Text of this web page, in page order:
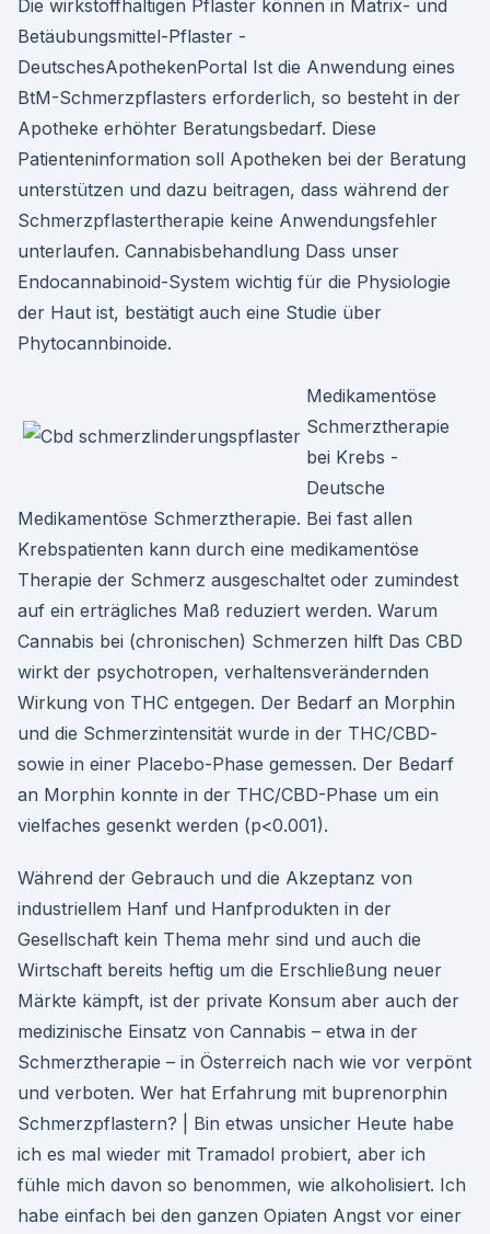
Die wirkstoffhaltigen Pflaster können in Matrix- und
Betäubungsmittel-Pflaster -
DeutschesApothekenPortal Ist die Anwendung eines
BtM-Schmerzpflasters erforderlich, so besteht in der
Apotheke erhöhter Beratungsbedarf. Diese
Patienteninformation soll Apotheken bei der Beratung
unterstützen und dazu beitragen, dass während der
Schmerzpflastertherapie keine Anwendungsfehler
unterlaufen. Cannabisbehandlung Dass unser
Endocannabinoid-System wichtig für die Physiologie
der Haut ist, bestätigt auch eine Studie über
Phytocannbinoide.
Medikamentöse
Schmerztherapie
bei Krebs -
Deutsche
Medikamentöse Schmerztherapie. Bei fast allen
Krebspatienten kann durch eine medikamentöse
Therapie der Schmerz ausgeschaltet oder zumindest
auf ein erträgliches Maß reduziert werden. Warum
Cannabis bei (chronischen) Schmerzen hilft Das CBD
wirkt der psychotropen, verhaltensverändernden
Wirkung von THC entgegen. Der Bedarf an Morphin
und die Schmerzintensität wurde in der THC/CBD-
sowie in einer Placebo-Phase gemessen. Der Bedarf
an Morphin konnte in der THC/CBD-Phase um ein
vielfaches gesenkt werden (p<0.001).
Während der Gebrauch und die Akzeptanz von
industriellem Hanf und Hanfprodukten in der
Gesellschaft kein Thema mehr sind und auch die
Wirtschaft bereits heftig um die Erschließung neuer
Märkte kämpft, ist der private Konsum aber auch der
medizinische Einsatz von Cannabis – etwa in der
Schmerztherapie – in Österreich nach wie vor verpönt
und verboten. Wer hat Erfahrung mit buprenorphin
Schmerzpflastern? | Bin etwas unsicher Heute habe
ich es mal wieder mit Tramadol probiert, aber ich
fühle mich davon so benommen, wie alkoholisiert. Ich
habe einfach bei den ganzen Opiaten Angst vor einer